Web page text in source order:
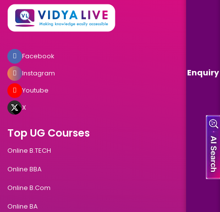
Enquiry
Facebook
Instagram
Youtube
X
Top UG Courses
Online B.TECH
Online BBA
Online B.Com
Online BA